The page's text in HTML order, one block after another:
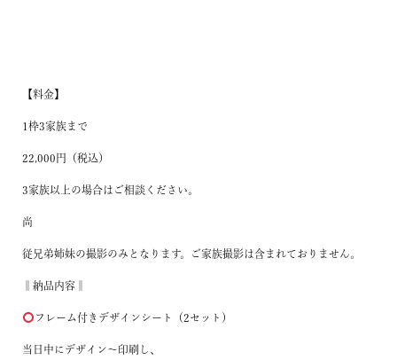
【料金】
1枠3家族まで
22,000円（税込）
3家族以上の場合はご相談ください。
尚
従兄弟姉妹の撮影のみとなります。 ご家族撮影は含まれておりません。
‖納品内容‖
フレーム付きデザインシート （2セット）
当日中にデザイン〜印刷し、